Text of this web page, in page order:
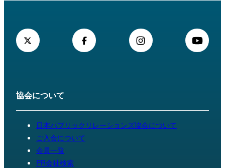
協会について
日本パブリックリレーションズ協会について
ご入会について
会員一覧
PR会社検索